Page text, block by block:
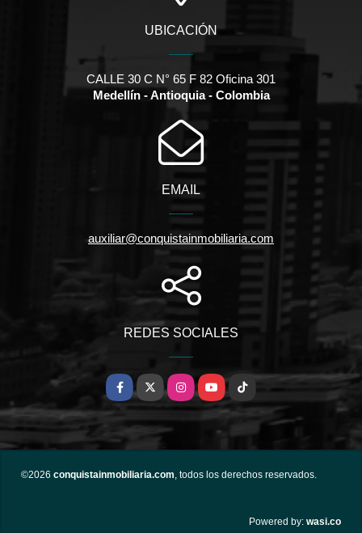
UBICACIÓN
CALLE 30 C N° 65 F 82 Oficina 301
Medellín - Antioquia - Colombia
EMAIL
auxiliar@conquistainmobiliaria.com
REDES SOCIALES
Facebook
X InstagramYouTubeTikTok
©2026 conquistainmobiliaria.com , todos los derechos reservados.
Powered by: wasi.co